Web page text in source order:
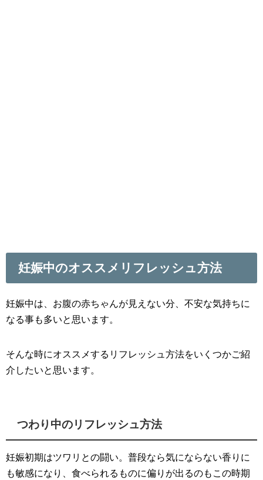
妊娠中のオススメリフレッシュ方法
妊娠中は、お腹の赤ちゃんが見えない分、不安な気持ちに
なる事も多いと思います。
そんな時にオススメするリフレッシュ方法をいくつかご紹
介したいと思います。
つわり中のリフレッシュ方法
妊娠初期はツワリとの闘い。普段なら気にならない香りに
も敏感になり、食べられるものに偏りが出るのもこの時期